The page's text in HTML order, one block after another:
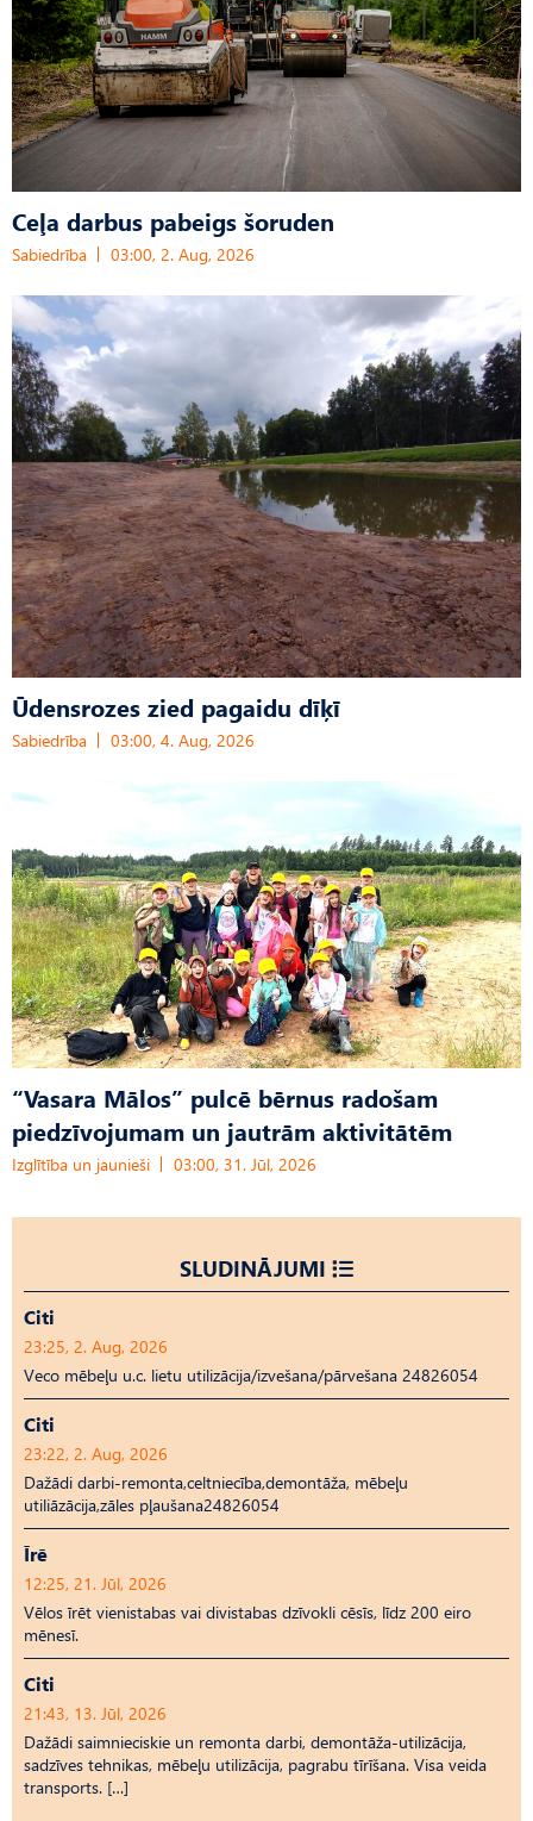
Ceļa darbus pabeigs šoruden
Sabiedrība 03:00, 2. Aug, 2026
Ūdensrozes zied pagaidu dīķī
Sabiedrība 03:00, 4. Aug, 2026
“Vasara Mālos” pulcē bērnus radošam
piedzīvojumam un jautrām aktivitātēm
Izglītība un jaunieši 03:00, 31. Jūl, 2026
SLUDINĀJUMI
Citi
23:25, 2. Aug, 2026
Veco mēbeļu u.c. lietu utilizācija/izvešana/pārvešana 24826054
Citi
23:22, 2. Aug, 2026
Dažādi darbi-remonta,celtniecība,demontāža, mēbeļu
utiliāzācija,zāles pļaušana24826054
Īrē
12:25, 21. Jūl, 2026
Vēlos īrēt vienistabas vai divistabas dzīvokli cēsīs, līdz 200 eiro
mēnesī.
Citi
21:43, 13. Jūl, 2026
Dažādi saimnieciskie un remonta darbi, demontāža-utilizācija,
sadzīves tehnikas, mēbeļu utilizācija, pagrabu tīrīšana. Visa veida
transports. […]